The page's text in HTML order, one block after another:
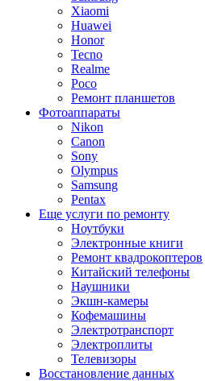
Xiaomi
Huawei
Honor
Tecno
Realme
Poco
Ремонт планшетов
Фотоаппараты
Nikon
Canon
Sony
Olympus
Samsung
Pentax
Еще услуги по ремонту
Ноутбуки
Электронные книги
Ремонт квадрокоптеров
Китайский телефоны
Наушники
Экшн-камеры
Кофемашины
Электротранспорт
Электроплиты
Телевизоры
Восстановление данных